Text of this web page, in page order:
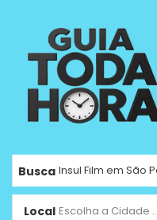
Busca
Local Escolha a Cidade